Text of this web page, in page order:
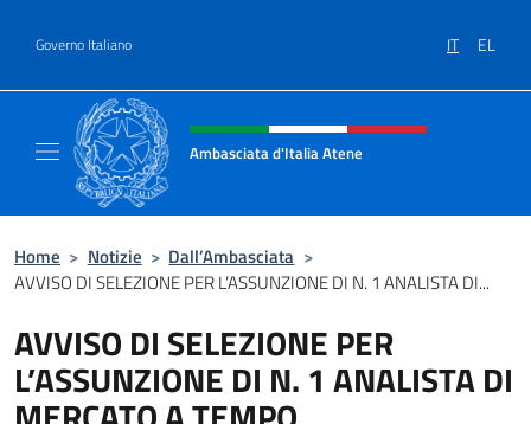
Governo Italiano IT EL
Intestazione sito, social e menù
Ambasciata d'Italia Atene
Home > Notizie > Dall’Ambasciata >
AVVISO DI SELEZIONE PER L’ASSUNZIONE DI N. 1 ANALISTA DI...
AVVISO DI SELEZIONE PER
L’ASSUNZIONE DI N. 1 ANALISTA DI